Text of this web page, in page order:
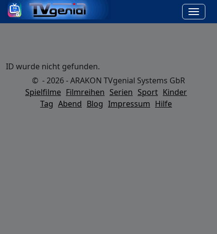
ID wurde nicht gefunden.
© - 2026 - ARAKON TVgenial Systems GbR
Spielfilme Filmreihen Serien Sport Kinder
Tag Abend Blog Impressum Hilfe